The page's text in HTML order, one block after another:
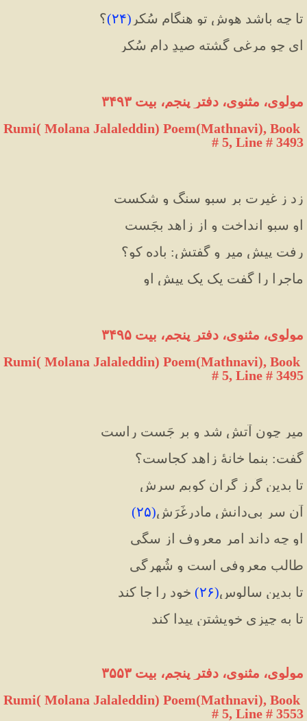
تا چه باشد هوشِ تو هنگامِ سُکر (۲۴)؟
ای چو مرغی گشته صیدِ دامِ سُکر
مولوی، مثنوی، دفتر پنجم، بیت ۳۴۹۳
Rumi( Molana Jalaleddin) Poem(Mathnavi), Book
# 5, Line # 3493
زد ز غیرت بر سبو سنگ و شکست
او سبو انداخت و از زاهد بِجَست
رفت پیش میر و گفتش: باده کو؟
ماجرا را گفت یک یک پیشِ او
مولوی، مثنوی، دفتر پنجم، بیت ۳۴۹۵
Rumi( Molana Jalaleddin) Poem(Mathnavi), Book
# 5, Line # 3495
میر چون آتش شد و بر جَست راست
گفت: بنما خانهٔ زاهد کجاست؟
تا بدین گُرزِ گران کوبم سرش
آن سرِ بی‌دانشِ مادرغَرَش
(۲۵)
او چه داند امر معروف از سگی
طالب معروفی است و شُهرِگی
تا بدین سالوس(۲۶) خود را جا کند
تا به چیزی خویشتن پیدا کند
مولوی، مثنوی، دفتر پنجم، بیت ۳۵۵۳
Rumi( Molana Jalaleddin) Poem(Mathnavi), Book
# 5, Line # 3553